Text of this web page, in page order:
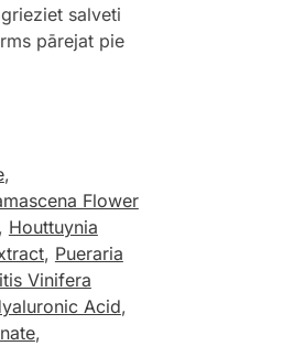
salveti
pārejat pie
,
Flower
Houttuynia
, Pueraria
Vinifera
Acid,
,